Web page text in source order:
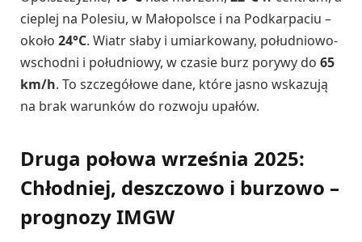
cieplej na Polesiu, w Małopolsce i na Podkarpaciu –
około 24°C. Wiatr słaby i umiarkowany, południowo-
wschodni i południowy, w czasie burz porywy do 65
km/h. To szczegółowe dane, które jasno wskazują
na brak warunków do rozwoju upałów.
Druga połowa września 2025:
Chłodniej, deszczowo i burzowo –
prognozy IMGW